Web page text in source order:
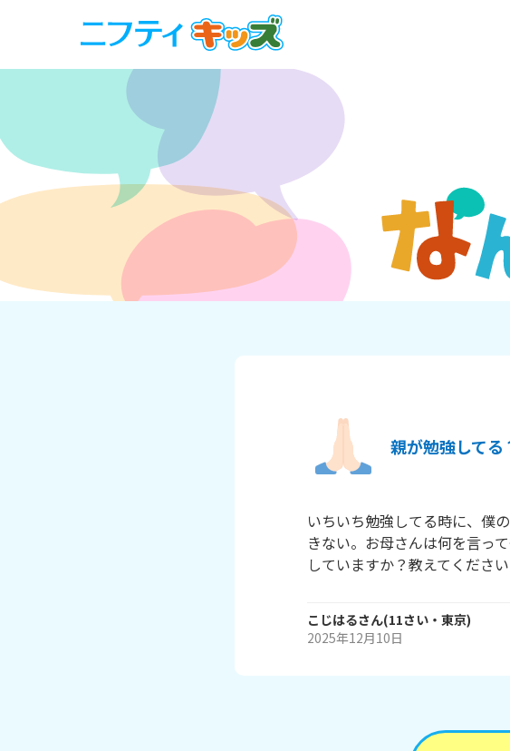
親が勉強して
いちいち勉強してる時に、僕
きない。お母さんは何を言っ
していますか？教えてください
こじはるさん(11さい・ 東京)
2025年12月10日